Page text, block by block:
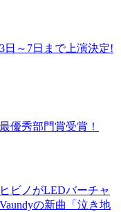
日～7日まで上演決定!
優秀部門賞受賞！
ビノがLEDバーチャ
の新曲「泣き地